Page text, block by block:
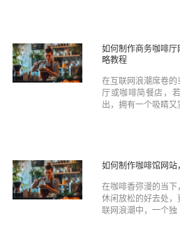
如何制作商务咖啡
略教程
在互联网浪潮席卷
厅或咖啡简餐店，
出，拥有一个吸睛又
如何制作咖啡馆网
在咖啡香弥漫的当下
休闲放松的好去处，
联网浪潮中，一个独